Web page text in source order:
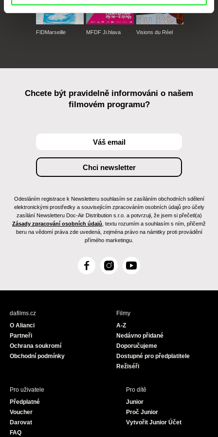
FIDMarseille MFDF Ji.hlava Visions du Réel
Chcete být pravidelně informováni o našem
filmovém programu?
Odesláním registrace k Newsletteru souhlasím se zasíláním obchodních sdělení
elektronickými prostředky a souvisejícím zpracováním osobních údajů pro účely
zasílání Newsletteru Doc-Air Distribution s.r.o. a potvrzuji, že jsem si přečetl(a)
Zásady zpracování osobních údajů , textu rozumím a souhlasím s ním, přičemž
beru na vědomí práva zde uvedená, zejména právo na námitky proti provádění
přímého marketingu.
F
c
I
s
Y
u
dafilms.cz
O Alianci
Partneři
Ochrana soukromí
Obchodní podmínky
Filmy
A-Z
Nedávno přidané
Doporučujeme
Dostupné pro předplatitele
Režiséři
Pro uživatele
Předplatné
Voucher
Darovat
FAQ
Pro dítě
Junior
Proč Junior
Vytvořit Junior Účet